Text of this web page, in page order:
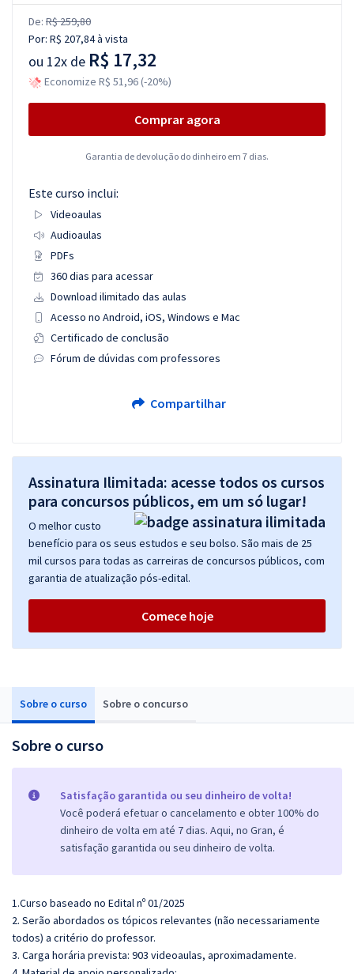
Sobre o curso Sobre o concurso
Sobre o curso
Satisfação garantida ou seu dinheiro de volta!
Você poderá efetuar o cancelamento e obter 100% do
dinheiro de volta em até 7 dias. Aqui, no Gran, é
satisfação garantida ou seu dinheiro de volta.
1.Curso baseado no Edital nº 01/2025
2. Serão abordados os tópicos relevantes (não necessariamente
todos) a critério do professor.
3. Carga horária prevista: 903 videoaulas, aproximadamente.
De: R$ 259,80
Por: R$ 207,84à vista
ou 12x de R$ 17,32
Economize R$ 51,96 (-20%)
Comprar agora
Garantia de devolução do dinheiro em 7 dias.
Este curso inclui:
Videoaulas
Audioaulas
PDFs
360 dias para acessar
Download ilimitado das aulas
Acesso no Android, iOS, Windows e Mac
Certificado de conclusão
Fórum de dúvidas com professores
Compartilhar
Assinatura Ilimitada: acesse todos os cursos
para concursos públicos, em um só lugar!
O melhor custo
benefício para os seus estudos e seu bolso. São mais de 25
mil cursos para todas as carreiras de concursos públicos, com
garantia de atualização pós-edital.
Comece hoje